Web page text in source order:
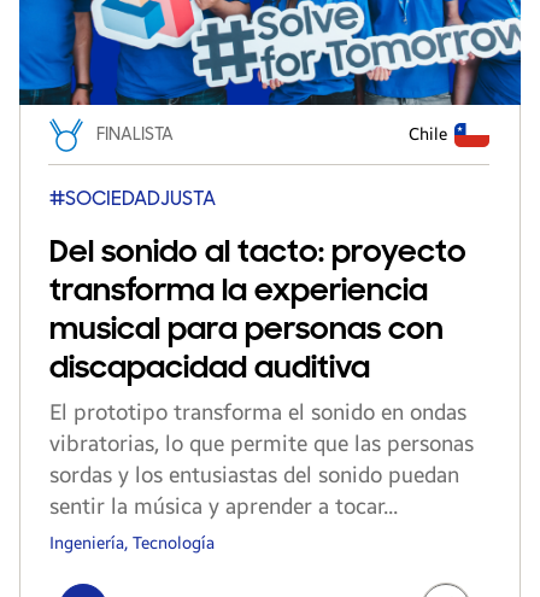
FINALISTA Chile
#SOCIEDADJUSTA
Del sonido al tacto: proyecto
transforma la experiencia
musical para personas con
discapacidad auditiva
El prototipo transforma el sonido en ondas
vibratorias, lo que permite que las personas
sordas y los entusiastas del sonido puedan
sentir la música y aprender a tocar...
Ingeniería, Tecnología